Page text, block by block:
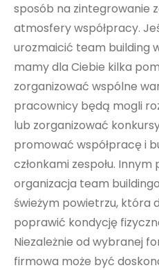
sposób na zintegrowanie
atmosfery współpracy.
urozmaicić team building
mamy dla Ciebie kilka
zorganizować wspólne
pracownicy będą mogli
lub zorganizować
promować współpracę i
członkami zespołu.
organizacja team
świeżym powietrzu, która
poprawić kondycję
Niezależnie od wybranej
firmowa może być